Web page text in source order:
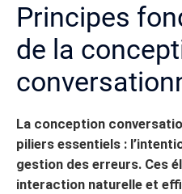
Principes
de la
La conception
piliers essentiels :
gestion des erreurs. Ces
interaction naturelle et